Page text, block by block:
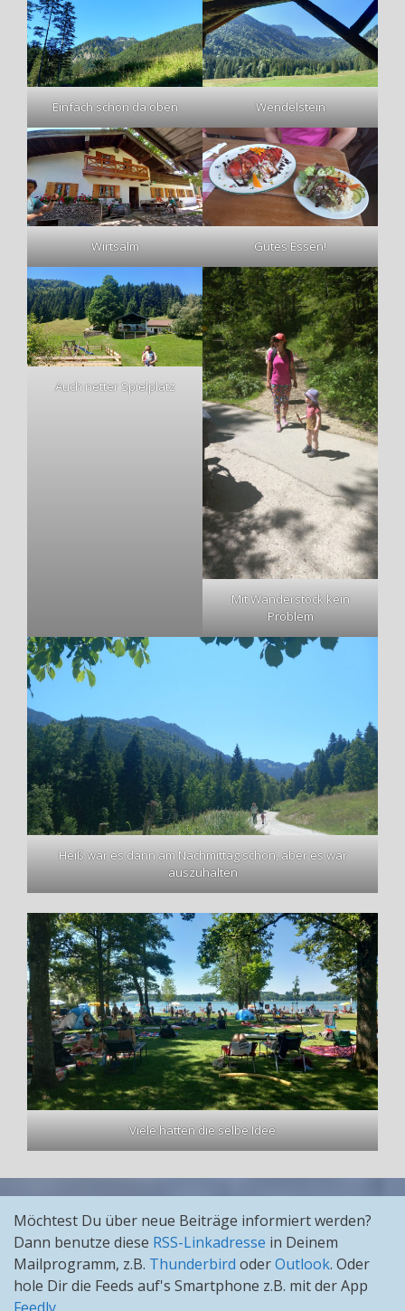
Einfach schön da oben Wendelstein
Wirtsalm Gutes Essen!
Auch netter Spielplatz
Mit Wanderstock kein
Problem
Heiß war es dann am Nachmittag schon, aber es war
auszuhalten
Viele hatten die selbe Idee
Möchtest Du über neue Beiträge informiert werden?
Dann benutze diese RSS-Linkadresse in Deinem
Mailprogramm, z.B. Thunderbird oderOutlook. Oder
hole Dir die Feeds auf's Smartphone z.B. mit der App